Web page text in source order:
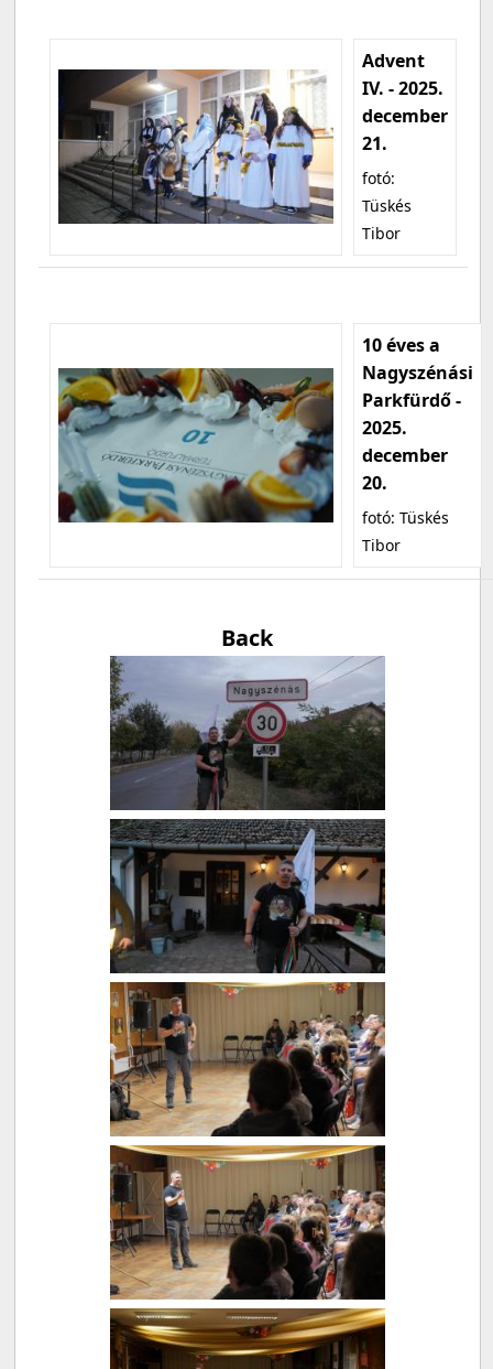
Advent
IV. - 2025.
december
21.
fotó:
Tüskés
Tibor
10 éves a
Nagyszénási
Parkfürdő -
2025.
december
20.
fotó: Tüskés
Tibor
Back